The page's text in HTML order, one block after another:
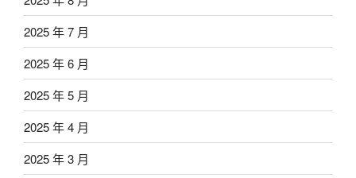
2025 年 7 月
2025 年 6 月
2025 年 5 月
2025 年 4 月
2025 年 3 月